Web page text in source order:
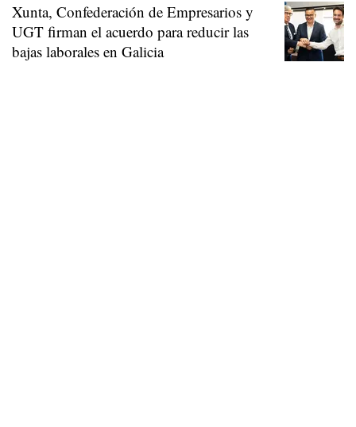
Xunta, Confederación de Empresarios y
UGT firman el acuerdo para reducir las
bajas laborales en Galicia